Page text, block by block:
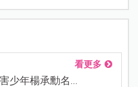
看更多
少年楊承勳名...